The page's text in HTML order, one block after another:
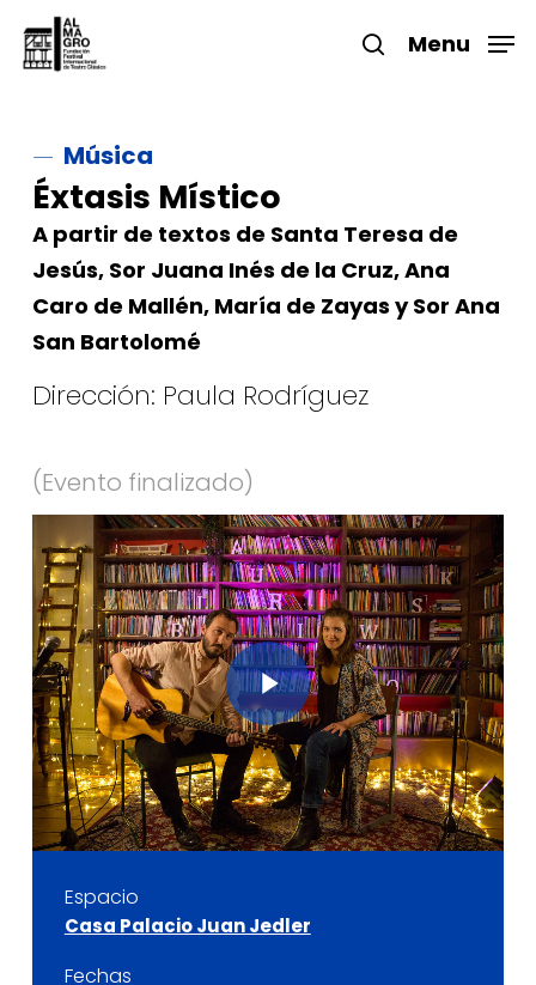
main
search
Menu
Música
Éxtasis Místico
A partir de textos de Santa Teresa de
Jesús, Sor Juana Inés de la Cruz, Ana
Caro de Mallén, María de Zayas y Sor Ana
San Bartolomé
Dirección: Paula Rodríguez
Play Video
Espacio
Casa Palacio Juan Jedler
Fechas